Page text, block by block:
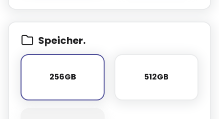
Speicher.
256GB
256GB 512GB
512GB